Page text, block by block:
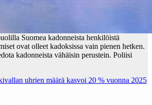
Suomea kadonneista henkilöistä
ovat olleet kadoksissa vain pienen hetken.
kadonneista vähäisin perustein. Poliisi
uhrien määrä kasvoi 20 % vuonna 2025